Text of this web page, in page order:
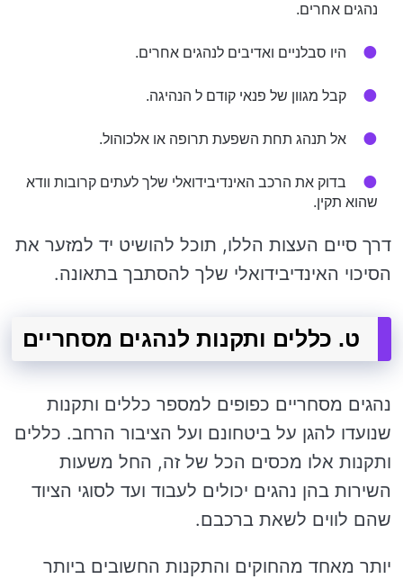
נהגים אחרים.
היו סבלניים ואדיבים לנהגים אחרים.
קבל מגוון של פנאי קודם ל הנהיגה.
אל תנהג תחת השפעת תרופה או אלכוהול.
בדוק את הרכב האינדיבידואלי שלך לעתים קרובות וודא
שהוא תקין.
דרך סיים העצות הללו, תוכל להושיט יד למזער את
הסיכוי האינדיבידואלי שלך להסתבך בתאונה.
ט. כללים ותקנות לנהגים מסחריים
נהגים מסחריים כפופים למספר כללים ותקנות
שנועדו להגן על ביטחונם ועל הציבור הרחב. כללים
ותקנות אלו מכסים הכל של זה, החל משעות
השירות בהן נהגים יכולים לעבוד ועד לסוגי הציוד
שהם לווים לשאת ברכבם.
יותר מאחד מהחוקים והתקנות החשובים ביותר